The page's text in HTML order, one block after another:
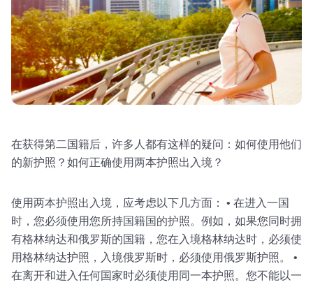
在获得第二国籍后，许多人都有这样的疑问：如何使用他们
的新护照？如何正确使用两本护照出入境？
使用两本护照出入境，应考虑以下几方面： • 在进入一国
时，您必须使用您所持国籍国的护照。例如，如果您同时拥
有格林纳达和俄罗斯的国籍，您在入境格林纳达时，必须使
用格林纳达护照，入境俄罗斯时，必须使用俄罗斯护照。 •
在离开和进入任何国家时必须使用同一本护照。您不能以一